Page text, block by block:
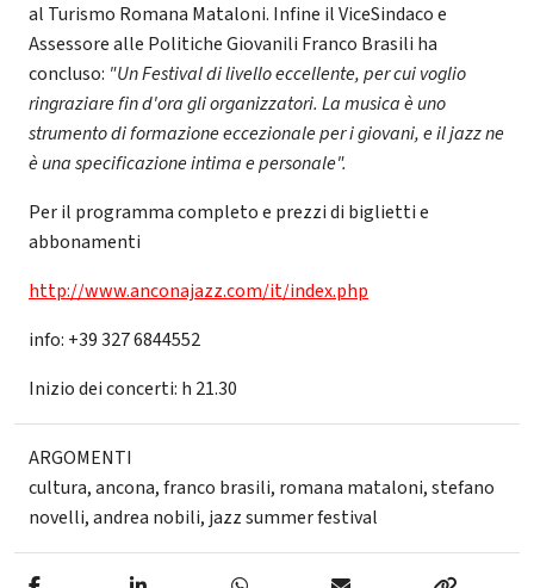
al Turismo Romana Mataloni. Infine il ViceSindaco e
Assessore alle Politiche Giovanili Franco Brasili ha
concluso: "Un Festival di livello eccellente, per cui voglio
ringraziare fin d'ora gli organizzatori. La musica è uno
strumento di formazione eccezionale per i giovani, e il jazz ne
è una specificazione intima e personale".
Per il programma completo e prezzi di biglietti e
abbonamenti
http://www.anconajazz.com/it/index.php
info: +39 327 6844552
Inizio dei concerti: h 21.30
ARGOMENTI
cultura,ancona,franco brasili, romana mataloni,stefano
novelli,andrea nobili, jazz summer festival